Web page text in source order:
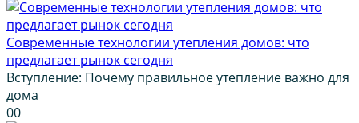
Современные технологии утепления домов: что
предлагает рынок сегодня
Вступление: Почему правильное утепление важно для
дома
00